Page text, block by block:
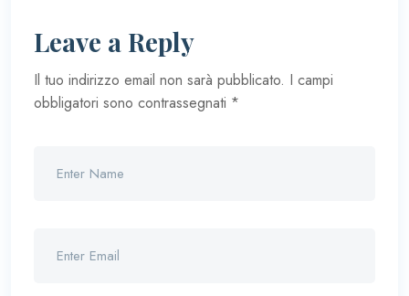
Leave a Reply
Il tuo indirizzo email non sarà pubblicato. I campi
obbligatori sono contrassegnati *